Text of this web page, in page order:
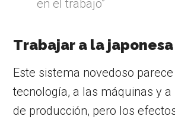
en el trabajo”
Trabajar a la japonesa
Este sistema novedoso
tecnología, a las máquinas y
de producción, pero los